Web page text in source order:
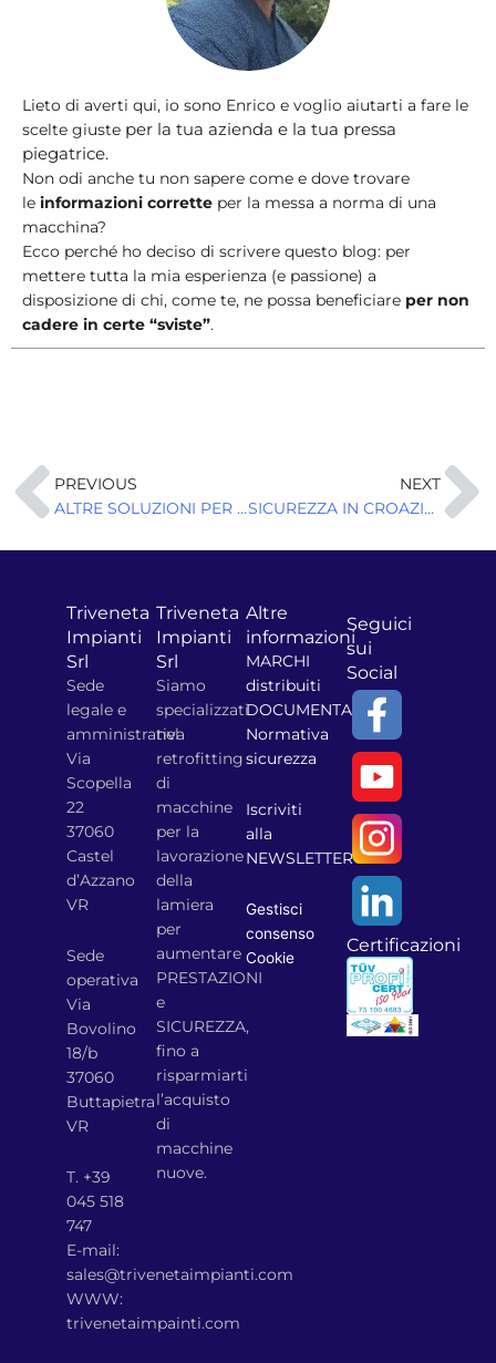
Lieto di averti qui, io sono Enrico e voglio aiutarti a fare le
scelte giuste per la tua azienda e la tua pressa
piegatrice.
Non odi anche tu non sapere come e dove trovare
le informazioni corrette per la messa a norma di una
macchina?
Ecco perché ho deciso di scrivere questo blog: per
mettere tutta la mia esperienza (e passione) a
disposizione di chi, come te, ne possa beneficiare per non
cadere in certe “sviste”.
Precedente
PREVIOUS
ALTRE SOLUZIONI PER FAR ANDARE D’ACCORDO PRESSE SINCRONIZZATE E SICUREZZA SUL LAVORO
NEXT
SICUREZZA IN CROAZIA: evento di presentazione dei sistemi e prodotti Triveneta Impianti
Triveneta
Impianti
Srl
Sede
legale e
amministrativa
Via
Scopella
22
37060
Castel
d’Azzano
VR
Sede
operativa
Via
Bovolino
18/b
37060
Buttapietra
VR
T. +39
045 518
747
E-mail:
sales@trivenetaimpianti.com
WWW:
trivenetaimpainti.com
Triveneta
Impianti
Srl
Siamo
specializzati
nel
retrofitting
di
macchine
per la
lavorazione
della
lamiera
per
aumentare
PRESTAZIONI
e
SICUREZZA,
fino a
risparmiarti
l’acquisto
di
macchine
nuove.
Altre
informazioni
MARCHI
distribuiti
DOCUMENTAZIONE
Normativa
sicurezza
Iscriviti
alla
NEWSLETTER
Gestisci
consenso
Cookie
Seguici
sui
Social
Certificazioni